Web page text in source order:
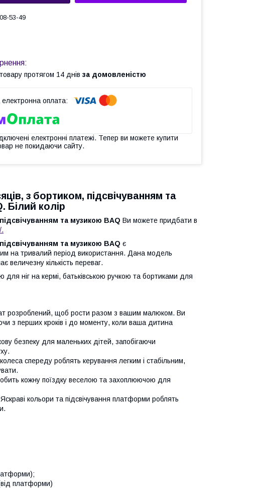
53-49
протягом 14 днів за домовленістю
електронні платежі. Тепер ви можете купити
не покидаючи сайту.
з бортиком, підсвічуванням та
Білий колір
та музикою BAQ Ви можете придбати в
та музикою BAQ є
на тривалий період використання. Дана модель
величезну кількість переваг.
ніг на кермі, батьківською ручкою та бортиками для
розроблений, щоб рости разом з вашим малюком. Ви
з перших кроків і до моменту, коли ваша дитина
безпеку для маленьких дітей, запобігаючи
спереду роблять керування легким і стабільним,
кожну поїздку веселою та захоплюючою для
Яскраві кольори та підсвічування платформи роблять
платформи)